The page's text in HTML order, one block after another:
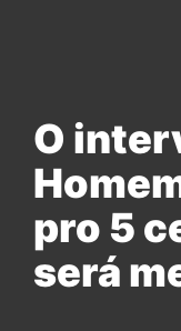
O
pro 5
será